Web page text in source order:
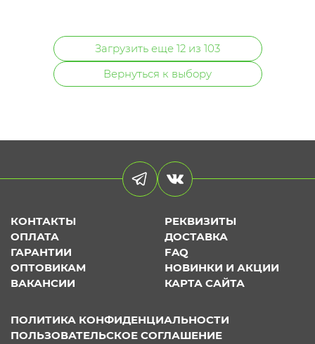
Загрузить еще 12 из 103
Вернуться к выбору
КОНТАКТЫ
РЕКВИЗИТЫ
ОПЛАТА
ДОСТАВКА
ГАРАНТИИ
FAQ
ОПТОВИКАМ
НОВИНКИ И АКЦИИ
ВАКАНСИИ
КАРТА САЙТА
ПОЛИТИКА КОНФИДЕНЦИАЛЬНОСТИ
ПОЛЬЗОВАТЕЛЬСКОЕ СОГЛАШЕНИЕ